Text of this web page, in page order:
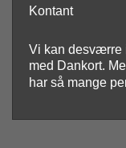
Kontant Vi
Vi kan desværre
med Dankort.
har så mange